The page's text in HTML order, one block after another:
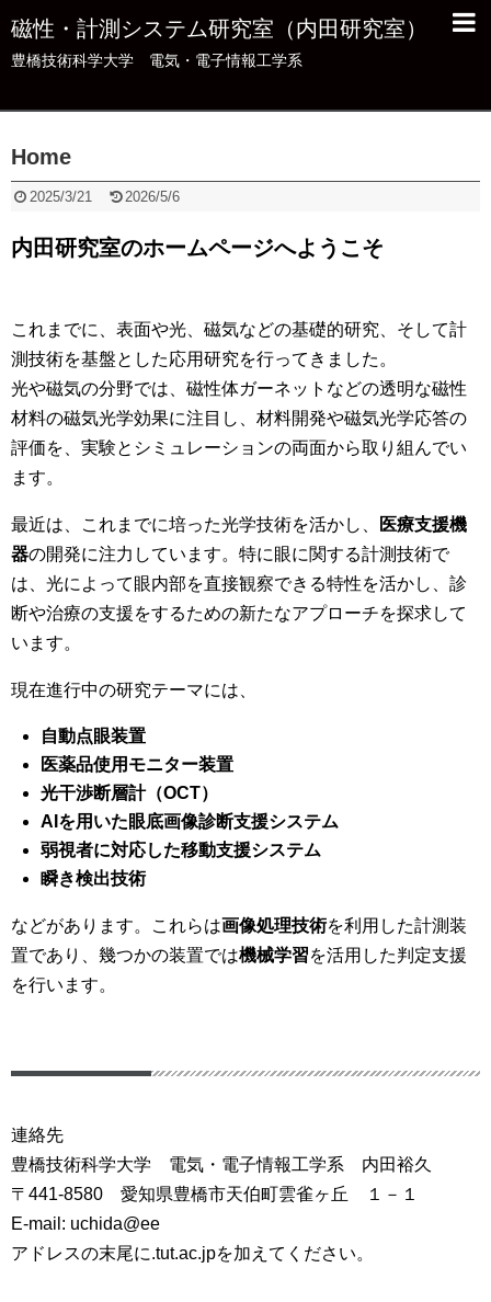
磁性・計測システム研究室（内田研究室）
豊橋技術科学大学 電気・電子情報工学系
Home
2025/3/21 2026/5/6
内田研究室のホームページへようこそ
これまでに、表面や光、磁気などの基礎的研究、そして計
測技術を基盤とした応用研究を行ってきました。
光や磁気の分野では、磁性体ガーネットなどの透明な磁性
材料の磁気光学効果に注目し、材料開発や磁気光学応答の
評価を、実験とシミュレーションの両面から取り組んでい
ます。
最近は、これまでに培った光学技術を活かし、
医療支援機
器の開発に注力しています。特に眼に関する計測技術で
は、光によって眼内部を直接観察できる特性を活かし、診
断や治療の支援をするための新たなアプローチを探求して
います。
現在進行中の研究テーマには、
自動点眼装置
医薬品使用モニター装置
光干渉断層計（OCT）
AIを用いた眼底画像診断支援システム
弱視者に対応した移動支援システム
瞬き検出技術
などがあります。これらは画像処理技術を利用した計測装
置であり、幾つかの装置では機械学習を活用した判定支援
を行います。
連絡先
豊橋技術科学大学 電気・電子情報工学系 内田裕久
〒441-8580 愛知県豊橋市天伯町雲雀ヶ丘 １－１
E-mail: uchida@ee
アドレスの末尾に.tut.ac.jpを加えてください。